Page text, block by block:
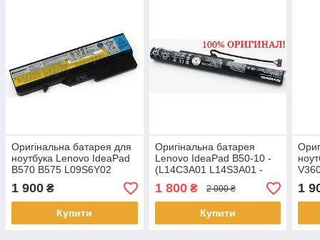
Оригінальна батарея для
ноутбука Lenovo IdeaPad
B570 B575 L09S6Y02
1 900 ₴
Купити
Оригінальна батарея
Lenovo IdeaPad B50-10 -
(L14C3A01 L14S3A01 -
10.8 V, 2200mAh)
Акумулятор, АКБ
1 800₴ 2 000 ₴
Купити
1